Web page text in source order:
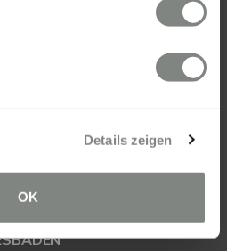
Details zeigen
OK